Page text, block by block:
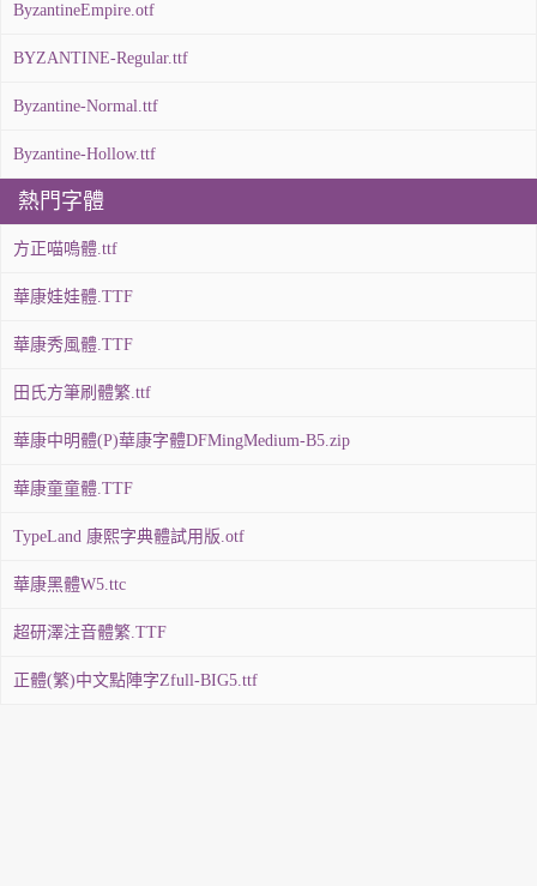
ByzantineEmpire.otf
BYZANTINE-Regular.ttf
Byzantine-Normal.ttf
Byzantine-Hollow.ttf
熱門字體
方正喵嗚體.ttf
華康娃娃體.TTF
華康秀風體.TTF
田氏方筆刷體繁.ttf
華康中明體(P)華康字體DFMingMedium-B5.zip
華康童童體.TTF
TypeLand 康熙字典體試用版.otf
華康黑體W5.ttc
超研澤注音體繁.TTF
正體(繁)中文點陣字Zfull-BIG5.ttf